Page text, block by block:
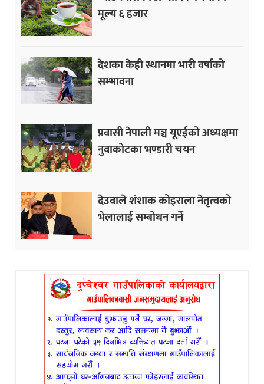
मूल्य ६ हजार
देशका केही स्थानमा भारी वर्षाको
सम्भावना
प्रवासी नेपाली मञ्च यूएईको अध्यक्षमा
नुवाकोटका भण्डारी चयन
देउवाले शंशाक कोइराला नेतृत्वको
भेलालाई सम्बोधन गर्ने